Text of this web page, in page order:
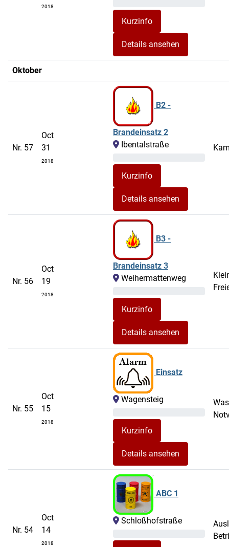
2018
Details ansehen
Oktober
Nr. 57
Oct
31
2018
B2 -
Brandeinsatz 2
Ibentalstraße
Details ansehen
Nr. 56
Oct
19
2018
B3 -
Brandeinsatz 3
Weihermattenweg
Details ansehen
Nr. 55
Oct
15
2018
Einsatz
Wagensteig
Details ansehen
Nr. 54
Oct
14
2018
ABC 1
Schloßhofstraße